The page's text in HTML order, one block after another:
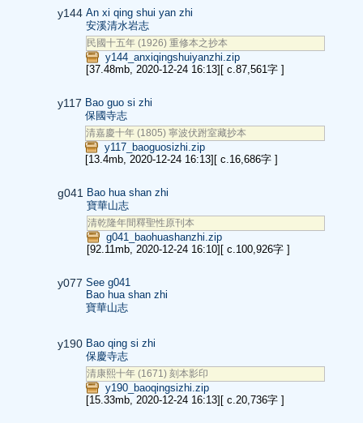
y144 An xi qing shui yan zhi
安溪清水岩志
民國十五年 (1926) 重修本之抄本
y144_anxiqingshuiyanzhi.zip
[37.48mb, 2020-12-24 16:13] [ c.87,561字 ]
y117 Bao guo si zhi
保國寺志
清嘉慶十年 (1805) 寧波伏跗室藏抄本
y117_baoguosizhi.zip
[13.4mb, 2020-12-24 16:13] [ c.16,686字 ]
g041 Bao hua shan zhi
寶華山志
清乾隆年間釋聖性原刊本
g041_baohuashanzhi.zip
[92.11mb, 2020-12-24 16:10] [ c.100,926字 ]
y077 See g041
Bao hua shan zhi
寶華山志
y190 Bao qing si zhi
保慶寺志
清康熙十年 (1671) 刻本影印
y190_baoqingsizhi.zip
[15.33mb, 2020-12-24 16:13] [ c.20,736字 ]